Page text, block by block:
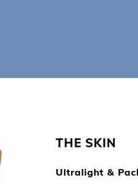
THE SKIN
Ultralight &